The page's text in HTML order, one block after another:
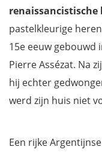
renaissancistische
pastelkleurige
15e eeuw gebouwd
Pierre Assézat. Na
hij echter
werd zijn huis niet
Een rijke